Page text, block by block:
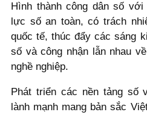
Hình thành công dân số
lực số an toàn, có trách
quốc tế, thúc đẩy các sáng
số và công nhận lẫn nhau
nghề nghiệp.
Phát triển các nền tảng số
lành mạnh mang bản sắc